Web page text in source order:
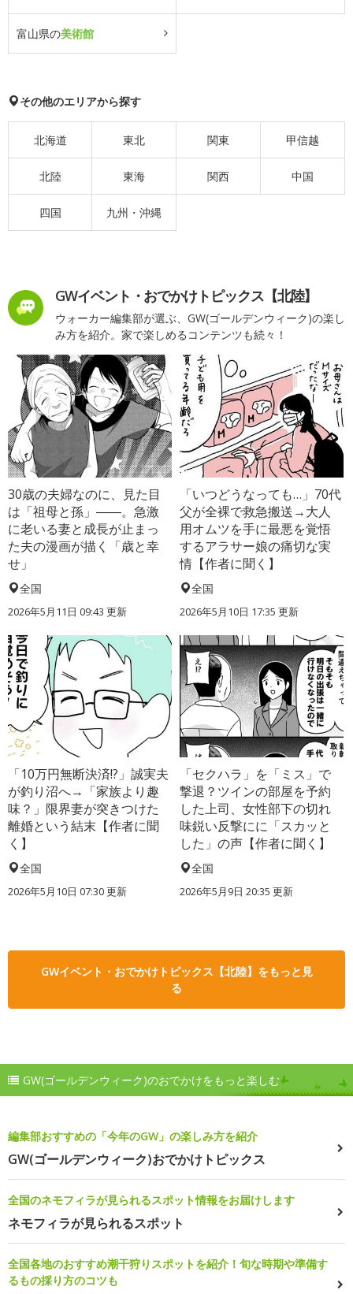
富山県の美術館
その他のエリアから探す
北海道 東北 関東 甲信越
北陸 東海 関西 中国
四国 九州・沖縄
GWイベント・おでかけトピックス【北陸】
ウォーカー編集部が選ぶ、GW(ゴールデンウィーク)の楽し
み方を紹介。家で楽しめるコンテンツも続々！
30歳の夫婦なのに、見た目
は「祖母と孫」――。急激
に老いる妻と成長が止まっ
た夫の漫画が描く「歳と幸
せ」
全国
2026年5月11日 09:43 更新
「いつどうなっても…」70代
父が全裸で救急搬送→大人
用オムツを手に最悪を覚悟
するアラサー娘の痛切な実
情【作者に聞く】
全国
2026年5月10日 17:35 更新
「10万円無断決済!?」誠実夫
が釣り沼へ→「家族より趣
味？」限界妻が突きつけた
離婚という結末【作者に聞
く】
全国
2026年5月10日 07:30 更新
「セクハラ」を「ミス」で
撃退？ツインの部屋を予約
した上司、女性部下の切れ
味鋭い反撃にに「スカッと
した」の声【作者に聞く】
全国
2026年5月9日 20:35 更新
GWイベント・おでかけトピックス【北陸】をもっと見
る
GW(ゴールデンウィーク)のおでかけをもっと楽しむ
編集部おすすめの「今年のGW」の楽しみ方を紹介
GW(ゴールデンウィーク)おでかけトピックス
全国のネモフィラが見られるスポット情報をお届けします
ネモフィラが見られるスポット
全国各地のおすすめ潮干狩りスポットを紹介！旬な時期や準備す
るもの採り方のコツも